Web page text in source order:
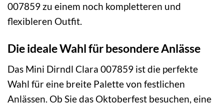
007859 zu einem noch kompletteren und
flexibleren Outfit.
Die ideale Wahl für besondere Anlässe
Das Mini Dirndl Clara 007859 ist die perfekte
Wahl für eine breite Palette von festlichen
Anlässen. Ob Sie das Oktoberfest besuchen, eine